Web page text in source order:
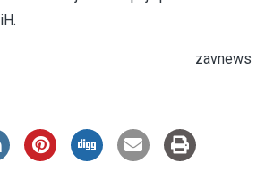
zavnews